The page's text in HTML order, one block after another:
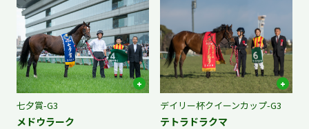
七夕賞-G3
メドウラーク
デイリー杯クイーンカップ-G3
テトラドラクマ